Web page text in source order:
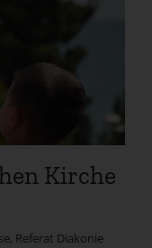
Kirche
, Referat Diakonie